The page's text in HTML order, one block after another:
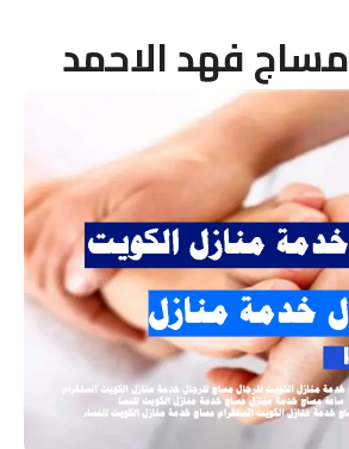
مساج فهد الاحمد